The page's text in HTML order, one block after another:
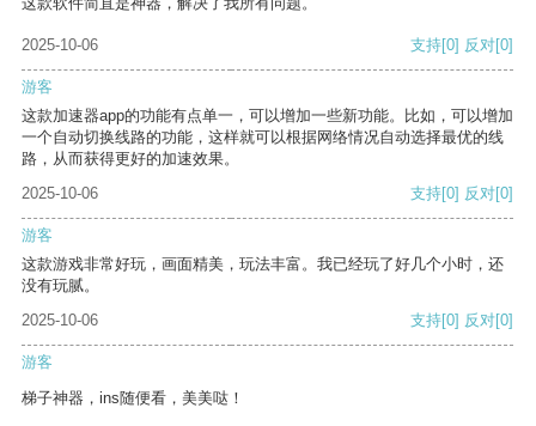
2025-10-06 支持[0] 反对[0]
游客
这款加速器app的功能有点单一，可以增加一些新功能。比如，可以增加
一个自动切换线路的功能，这样就可以根据网络情况自动选择最优的线
路，从而获得更好的加速效果。
2025-10-06
支持[0] 反对[0]
游客
这款游戏非常好玩，画面精美，玩法丰富。我已经玩了好几个小时，还
没有玩腻。
2025-10-06
支持[0] 反对[0]
游客
梯子神器，ins随便看，美美哒！